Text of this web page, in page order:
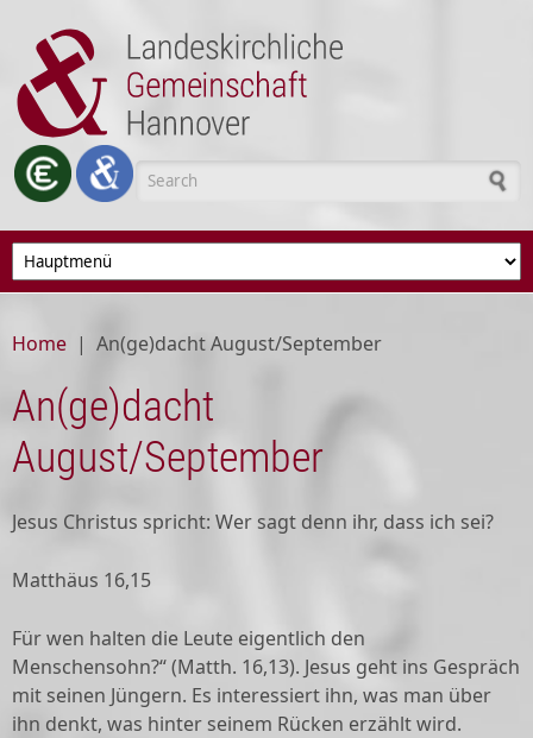
Search form
Home | An(ge)dacht August/September
An(ge)dacht
August/September
Jesus Christus spricht: Wer sagt denn ihr, dass ich sei?
Matthäus 16,15
Für wen halten die Leute eigentlich den
Menschensohn?“ (Matth. 16,13). Jesus geht ins Gespräch
mit seinen Jüngern. Es interessiert ihn, was man über
ihn denkt, was hinter seinem Rücken erzählt wird.